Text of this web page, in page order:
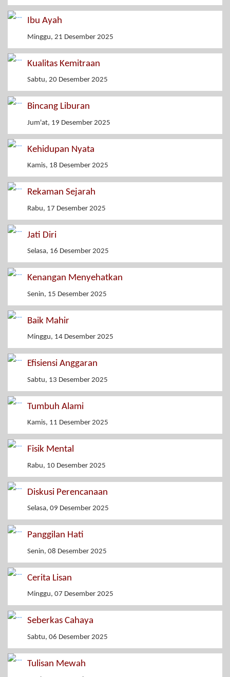
Ibu Ayah
Minggu, 21 Desember 2025
Kualitas Kemitraan
Sabtu, 20 Desember 2025
Bincang Liburan
Jum'at, 19 Desember 2025
Kehidupan Nyata
Kamis, 18 Desember 2025
Rekaman Sejarah
Rabu, 17 Desember 2025
Jati Diri
Selasa, 16 Desember 2025
Kenangan Menyehatkan
Senin, 15 Desember 2025
Baik Mahir
Minggu, 14 Desember 2025
Efisiensi Anggaran
Sabtu, 13 Desember 2025
Tumbuh Alami
Kamis, 11 Desember 2025
Fisik Mental
Rabu, 10 Desember 2025
Diskusi Perencanaan
Selasa, 09 Desember 2025
Panggilan Hati
Senin, 08 Desember 2025
Cerita Lisan
Minggu, 07 Desember 2025
Seberkas Cahaya
Sabtu, 06 Desember 2025
Tulisan Mewah